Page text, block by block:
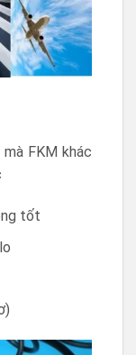
FKM khác
tốt